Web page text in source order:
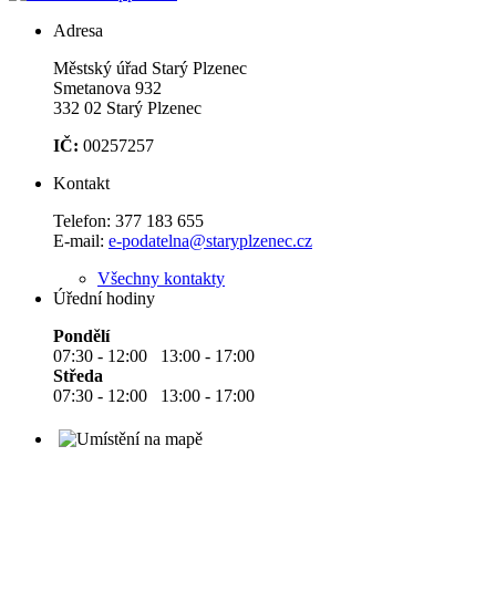
Adresa
Městský úřad Starý Plzenec
Smetanova 932
332 02 Starý Plzenec
IČ: 00257257
Kontakt
Telefon: 377 183 655
E-mail: e-podatelna@staryplzenec.cz
Všechny kontakty
Úřední hodiny
Pondělí
07:30 - 12:00 13:00 - 17:00
Středa
07:30 - 12:00 13:00 - 17:00